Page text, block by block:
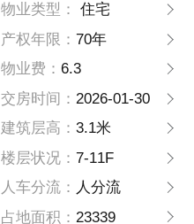
物业类型：
住宅
产权年限： 70年
物业费： 6.3
交房时间： 2026-01-30
建筑层高： 3.1米
楼层状况： 7-11F
人车分流： 人分流
占地面积： 23339